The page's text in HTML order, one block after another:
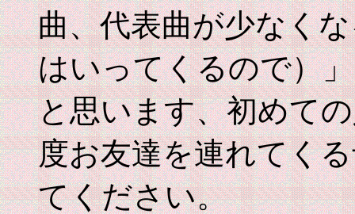
曲、代表曲が少なく
はいってくるので）
と思います、初めて
度お友達を連れてく
てください。